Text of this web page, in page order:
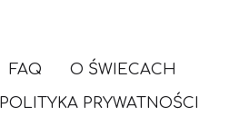
FAQ
O ŚWIECACH
POLITYKA PRYWATNOŚCI